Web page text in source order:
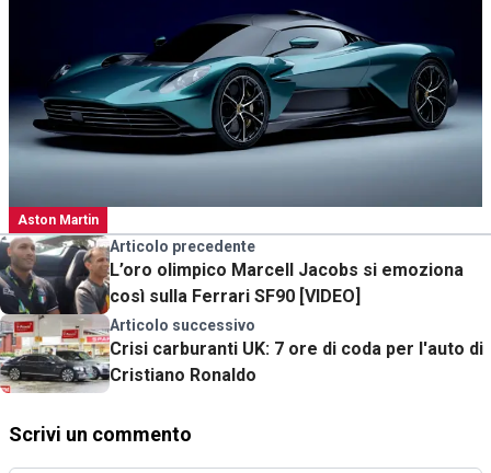
Aston Martin
Articolo precedente
L’oro olimpico Marcell Jacobs si emoziona
così sulla Ferrari SF90 [VIDEO]
Articolo successivo
Crisi carburanti UK: 7 ore di coda per l'auto di
Cristiano Ronaldo
Scrivi un commento